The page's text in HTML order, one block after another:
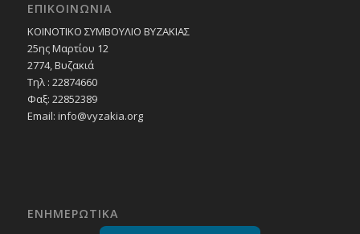
ΕΠΙΚΟΙΝΩΝΙΑ
ΚΟΙΝΟΤΙΚΟ ΣΥΜΒΟΥΛΙΟ ΒΥΖΑΚΙΑΣ
25ης Μαρτίου 12
2774, Βυζακιά
Τηλ : 22874660
Φαξ: 22852389
Email: info@vyzakia.org
ΕΝΗΜΕΡΩΤΙΚΑ